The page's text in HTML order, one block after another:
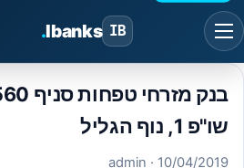
IB
Ibanks
.
שו"פ 1, נוף הגליל
10/04/2019
· admin